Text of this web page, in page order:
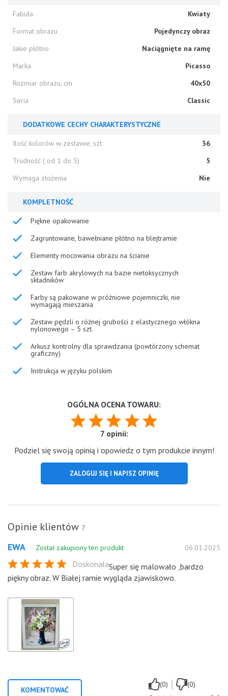
Fabuła
Kwiaty
Format obrazu
Pojedynczy obraz
Jakie płótno
Naciągnięte na ramę
Marka
Picasso
Rozmiar obrazu, cm
40x50
Seria
Classic
DODATKOWE CECHY CHARAKTERYSTYCZNE
Ilość kolorów w zestawie, szt
36
Trudność ( od 1 do 5)
5
Wymaga złożenia
Nie
KOMPLETNOŚĆ
Piękne opakowanie
Zagruntowane, bawełniane płótno na blejtramie
Elementy mocowania obrazu na ścianie
Zestaw farb akrylowych na bazie nietoksycznych
składników
Farby są pakowane w próżniowe pojemniczki, nie
wymagają mieszania
Zestaw pędzli o różnej grubości z elastycznego włókna
nylonowego – 5 szt.
Arkusz kontrolny dla sprawdzania (powtórzony schemat
graficzny)
Instrukcja w języku polskim
OGÓLNA OCENA TOWARU:
7 opinii:
Podziel się swoją opinią i opowiedz o tym produkcie innym!
ZALOGUJ SIĘ I NAPISZ OPINIĘ
Opinie klientów 7
EWA Został zakupiony ten produkt 06.01.2025
DoskonałaSuper się malowało ,bardzo
piękny obraz. W Białej ramie wygląda zjawiskowo.
KOMENTOWAĆ
(0) |
(0)